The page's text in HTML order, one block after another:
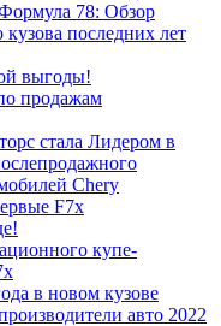
78: Обзор
последних лет
выгоды!
продажам
стала Лидером в
Chery
F7x
купе-
в новом кузове
авто 2022